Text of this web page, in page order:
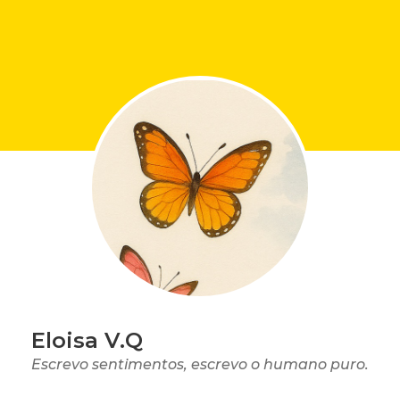
Eloisa V.Q
Escrevo sentimentos, escrevo o humano puro.